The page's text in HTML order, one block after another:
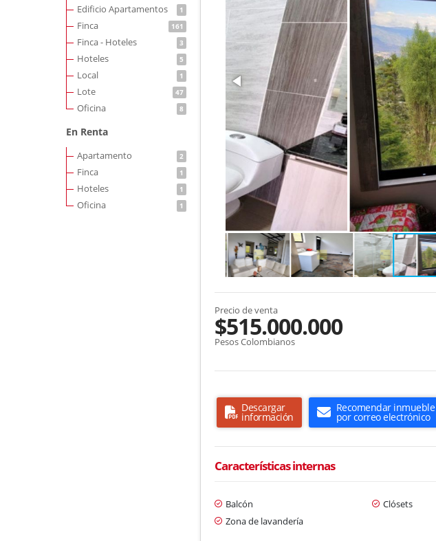
Edificio Apartamentos 1
Finca 161
Finca - Hoteles 3
Hoteles 5
Local 1
Lote 47
Oficina 8
En Renta
Apartamento 2
Finca 1
Hoteles 1
Oficina 1
Precio de venta
$515.000.000
Pesos Colombianos
Descargar
información
Recomendar inmueble
por correo electrónico
Características internas
Balcón Clósets
Zona de lavandería